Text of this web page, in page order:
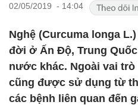
02/05/2019 - 14:04
Nghệ (Curcuma longa
đời ở Ấn Độ, Trung
nước khác. Ngoài vai
cũng được sử dụng từ
các bệnh liên quan đến